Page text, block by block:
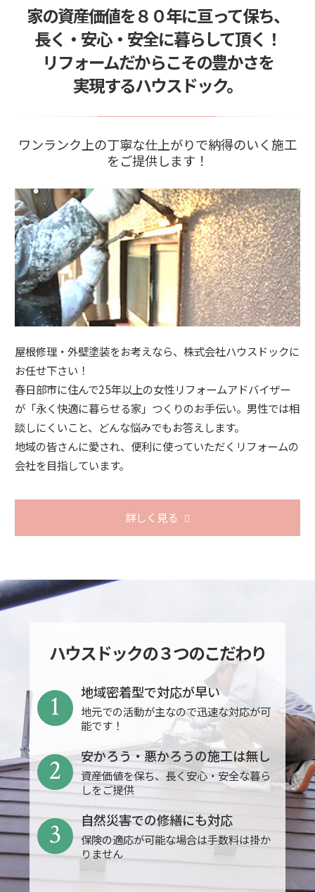
家の資産価値を８０年に亘って保ち、
長く・安心・安全に暮らして頂く！
リフォームだからこその豊かさを
実現するハウスドック。
ワンランク上の丁寧な仕上がりで納得のいく施工
をご提供します！
屋根修理・外壁塗装をお考えなら、株式会社ハウスドックに
お任せ下さい！
春日部市に住んで25年以上の女性リフォームアドバイザー
が「永く快適に暮らせる家」つくりのお手伝い。男性では相
談しにくいこと、どんな悩みでもお答えします。
地域の皆さんに愛され、便利に使っていただくリフォームの
会社を目指しています。
詳しく見る
ハウスドックの３つのこだわり
地域密着型で対応が早い
地元での活動が主なので迅速な対応が可
能です！
1
安かろう・悪かろうの施工は無し
資産価値を保ち、長く安心・安全な暮ら
しをご提供
2
自然災害での修繕にも対応
保険の適応が可能な場合は手数料は掛か
りません
3